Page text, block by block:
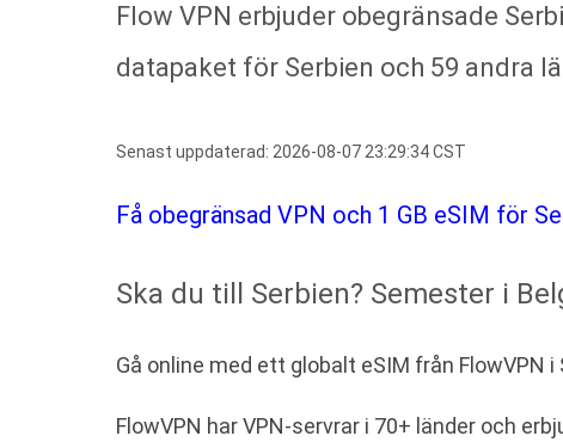
Flow VPN erbjuder obegränsade
datapaket för Serbien och 59 andra
Senast uppdaterad: 2026-08-07 23:29:34 CST
Få obegränsad VPN och 1 GB eSIM för
Ska du till Serbien? Semester i
Gå online med ett globalt eSIM från FlowVPN
FlowVPN har VPN-servrar i 70+ länder och